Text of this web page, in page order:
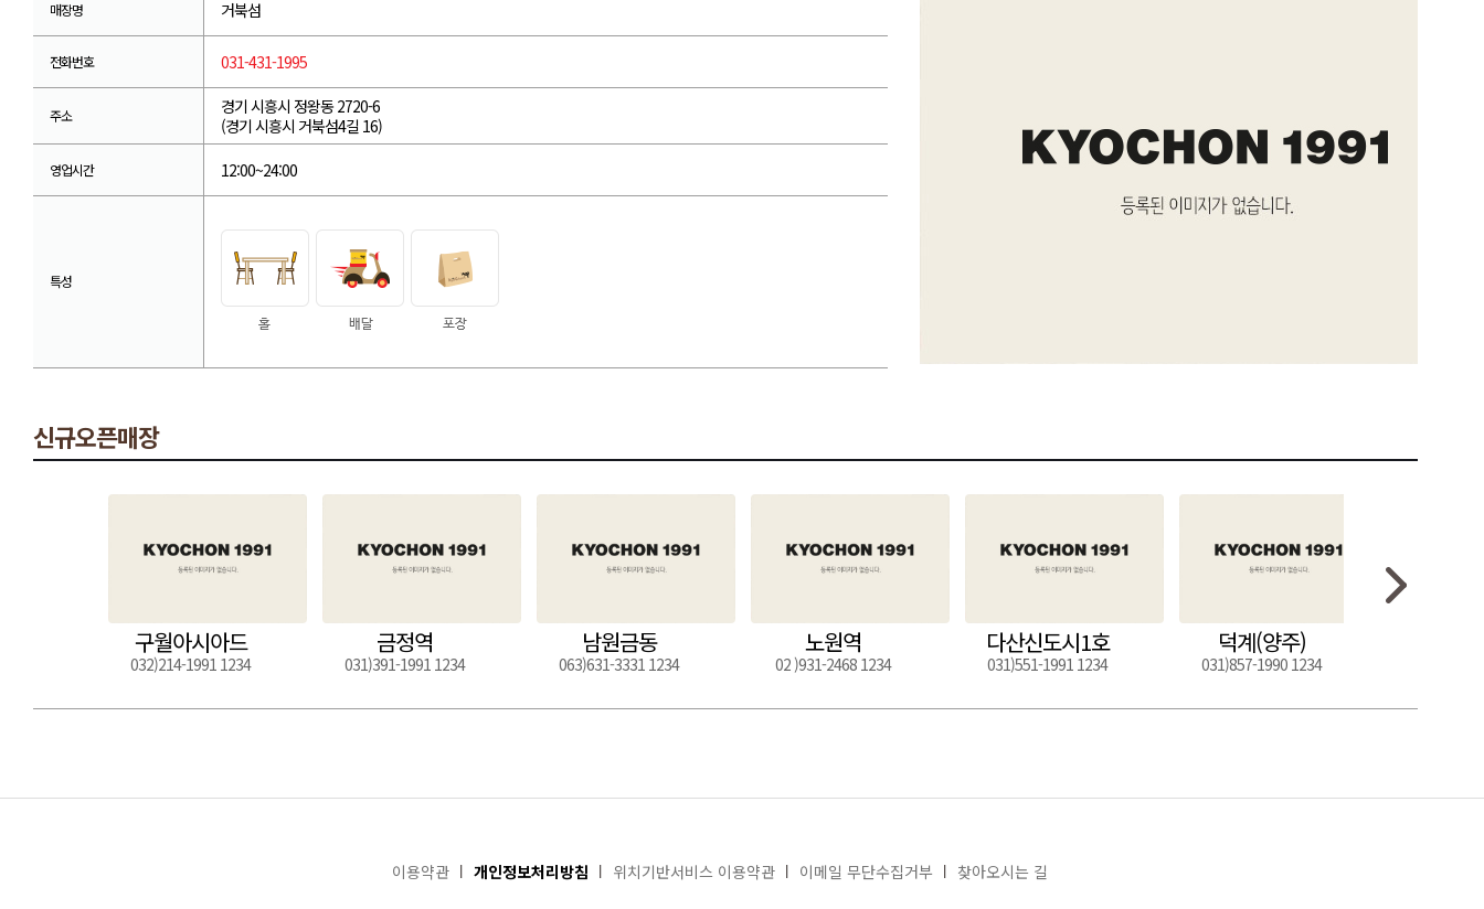
매장명 거북섬
전화번호 031-431-1995
주소
경기 시흥시 정왕동 2720-6
(경기 시흥시 거북섬4길 16)
영업시간 12:00~24:00
특성
신규오픈매장
구월아시아드
032)214-1991 1234
금정역
031)391-1991 1234
남원금동
063)631-3331 1234
노원역
02 )931-2468 1234
다산신도시1호
031)551-1991 1234
덕계(양주)
031)857-1990 1234
이용약관 개인정보처리방침 위치기반서비스 이용약관 이메일 무단수집거부 찾아오시는 길